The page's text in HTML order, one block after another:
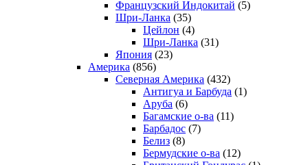
Французский Индокитай (5)
Шри-Ланка (35)
Цейлон (4)
Шри-Ланка (31)
Япония (23)
Америка (856)
Северная Америка (432)
Антигуа и Барбуда (1)
Аруба (6)
Багамские о-ва (11)
Барбадос (7)
Белиз (8)
Бермудские о-ва (12)